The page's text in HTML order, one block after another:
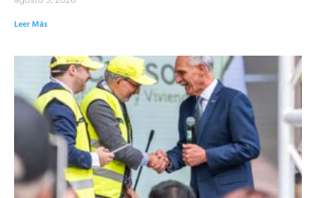
Leer Más